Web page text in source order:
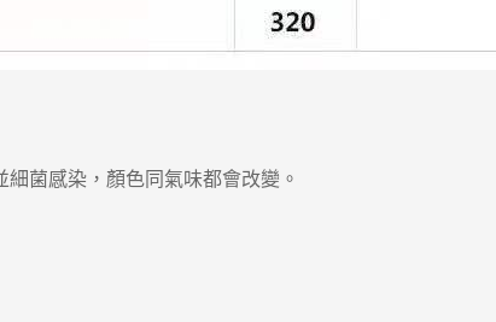
菌感染，顏色同氣味都會改變。